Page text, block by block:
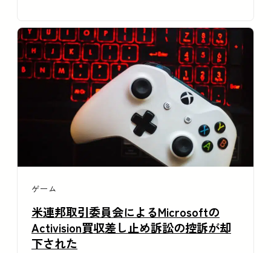
ゲーム
米連邦取引委員会によるMicrosoftの
Activision買収差し止め訴訟の控訴が却
下された